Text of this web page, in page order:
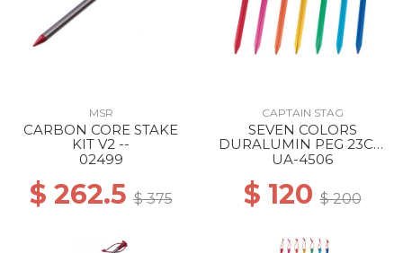
MSR
CARBON CORE STAKE
KIT V2 --
02499
$ 262.5$ 375
CAPTAIN STAG
SEVEN COLORS
DURALUMIN PEG 23CM
--
UA-4506
$ 120$ 200